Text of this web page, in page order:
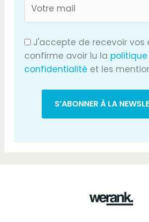
J'accepte de recevoir vos
confirme avoir lu la
confidentialité et les